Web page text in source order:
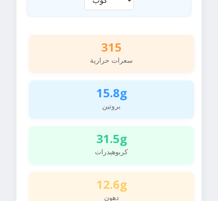
315
سعرات حرارية
15.8g
بروتين
31.5g
كربوهيدرات
12.6g
دهون